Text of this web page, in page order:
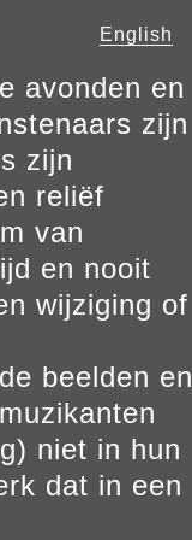
English
avonden en
zijn
zijn
reliëf
van
en nooit
wijziging of
beelden en
niet in hun
dat in een